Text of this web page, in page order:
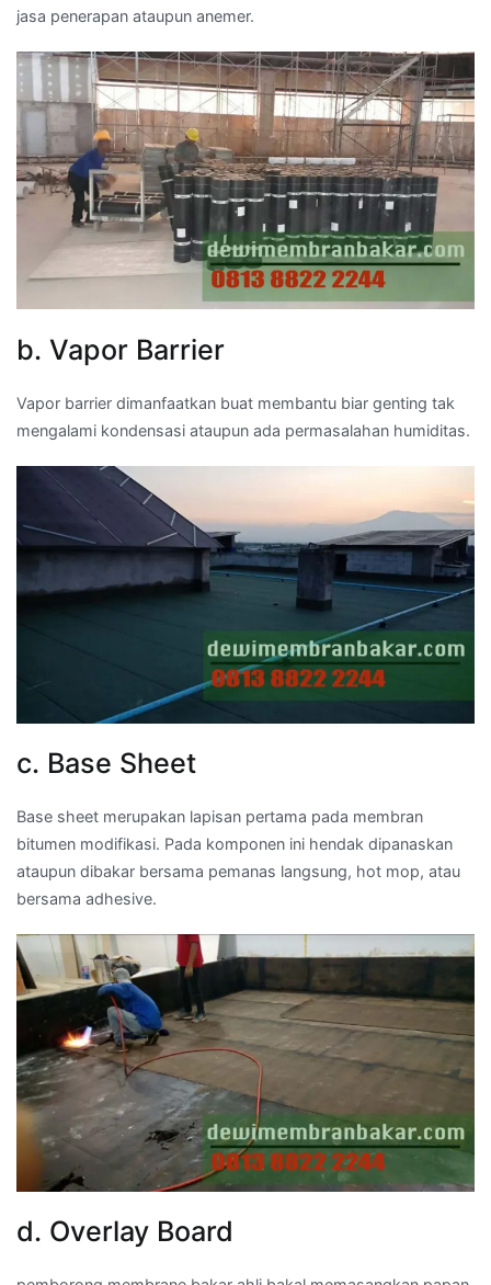
jasa penerapan ataupun anemer.
b. Vapor Barrier
Vapor barrier dimanfaatkan buat membantu biar genting tak
mengalami kondensasi ataupun ada permasalahan humiditas.
c. Base Sheet
Base sheet merupakan lapisan pertama pada membran
bitumen modifikasi. Pada komponen ini hendak dipanaskan
ataupun dibakar bersama pemanas langsung, hot mop, atau
bersama adhesive.
d. Overlay Board